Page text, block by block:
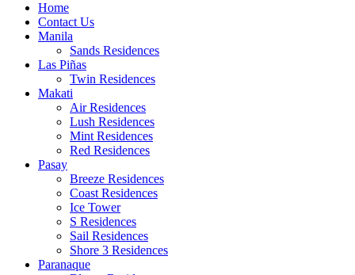
Home
Contact Us
Manila
Sands Residences
Las Piñas
Twin Residences
Makati
Air Residences
Lush Residences
Mint Residences
Red Residences
Pasay
Breeze Residences
Coast Residences
Ice Tower
S Residences
Sail Residences
Shore 3 Residences
Paranaque